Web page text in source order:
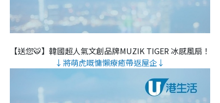
【送您🐯】韓國超人氣文創品牌MUZIK TIGER 冰感風扇！
↓將萌虎嘅慵懶療癒帶返屋企↓